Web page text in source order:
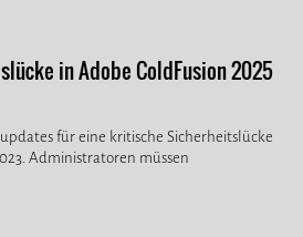
in Adobe ColdFusion 2025
für eine kritische Sicherheitslücke
Administratoren müssen